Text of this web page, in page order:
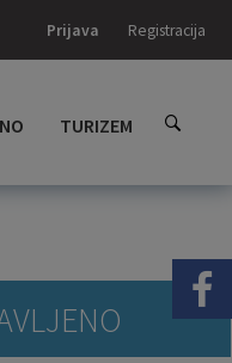
Prijava Registracija
TURIZEM